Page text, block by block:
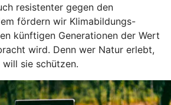
resistenter gegen den
fördern wir Klimabildungs-
künftigen Generationen der Wert
wird. Denn wer Natur erlebt,
sie schützen.